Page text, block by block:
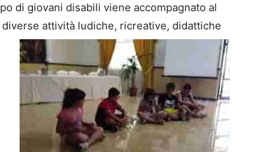
di giovani disabili viene accompagnato al
attività ludiche, ricreative, didattiche